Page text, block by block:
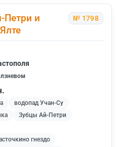
Петри и
№ 1798
водопад Учан-Су
Зубцы Ай-Петри
гнездо